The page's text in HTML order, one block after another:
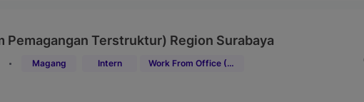
Pemagangan Terstruktur) Region Surabaya
Magang Intern
Work From Office (WFO)